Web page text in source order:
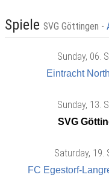
Spiele SVG Göttingen -
Sunday, 06.
Eintracht
Sunday, 13.
SVG
Saturday, 19.
FC Egestorf-